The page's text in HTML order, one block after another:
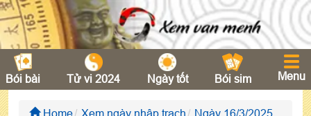
Bói bài Tử vi 2024 Ngày tốt Bói sim Menu
Home Xem ngày nhập trạch Ngày 16/3/2025